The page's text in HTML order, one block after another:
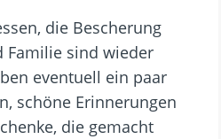
die Bescherung
Familie sind wieder
eventuell ein paar
schöne Erinnerungen
die gemacht